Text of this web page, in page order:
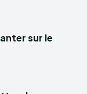
sur le